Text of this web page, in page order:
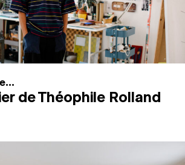
de Théophile Rolland